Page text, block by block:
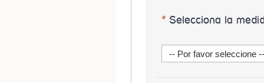
* Selecciona la